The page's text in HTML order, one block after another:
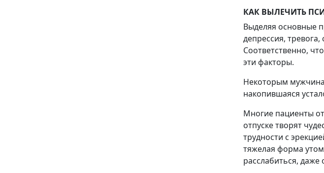
КАК ВЫЛЕЧИТЬ
Выделяя основные
депрессия,
Соответственно,
эти факторы.
Некоторым
накопившаяся
Многие пациенты
отпуске творят
трудности с
тяжелая форма
расслабиться, даже